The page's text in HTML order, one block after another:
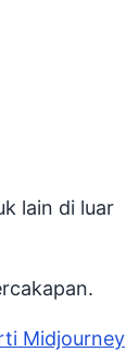
lain di luar
Midjourney